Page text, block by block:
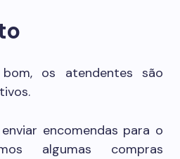
os atendentes são
encomendas para o
algumas compras